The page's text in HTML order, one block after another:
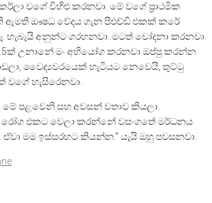
වගේ විහිළු කරනවා. මේ වගේ ප්‍රාථමික
ඇමති ඖෂධ වේදය ගැන පීඑච්ඩී එකක් කරේ
අනුන්ට ගරහනවා. මටත් චෝදනා කරනවා.
උනානේ මං අභියෝග කරනවා ඔප්පු කරන්න
වෛද්‍යවරයෙක් හැටියට නෙවෙයි, තුට්ටු
වගේ හැසිරෙනවා.
පළවෙනි සහ අවසන් වතාව කියලා.
එකට වෙලා කරන්නේ වසංගතේ මර්ධනය
මම ඉස්සරහට කියන්න.” යැයි ඔහු පවසනවා.